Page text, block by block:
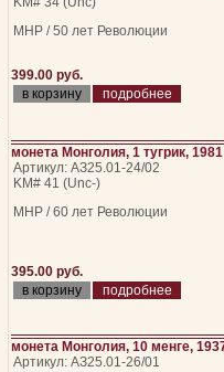
МНР / 50 лет Революции
399.00 руб.
подробнее
монета Монголия, 1 тугрик,
Артикул: АЗ25.01-24/02
KM# 41 (Unc-)
МНР / 60 лет Революции
395.00 руб.
подробнее
монета Монголия, 10 менге,
Артикул: АЗ25.01-26/01